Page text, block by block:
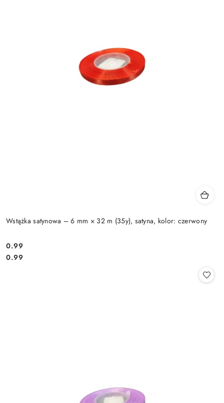
Wstążka satynowa – 6 mm × 32 m (35y), satyna, kolor: czerwony
Cena:
0.99
Cena:
0.99